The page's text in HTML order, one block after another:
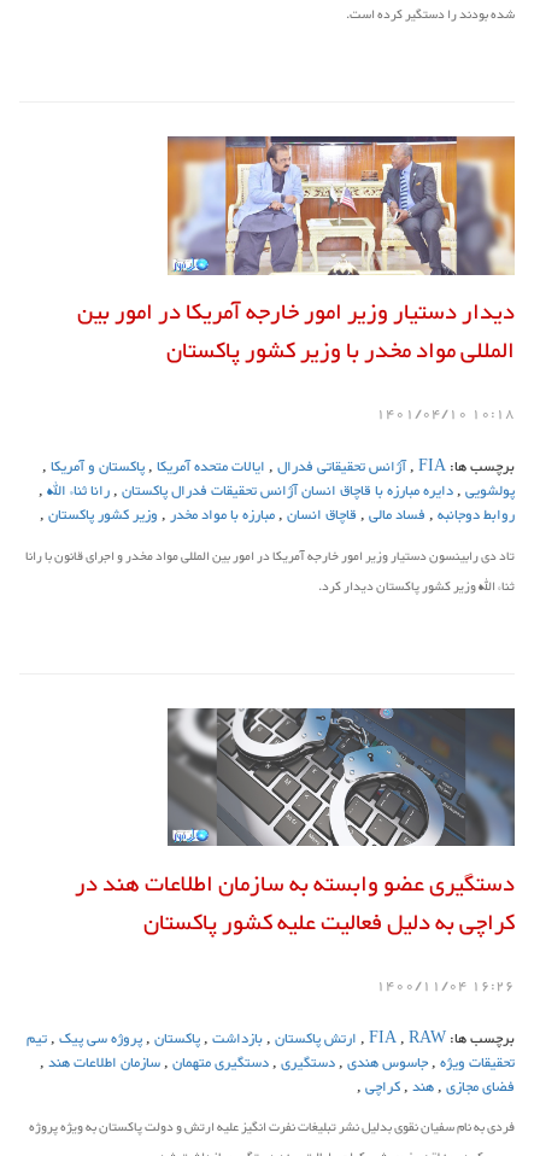
شده بودند را دستگیر کرده است.
دیدار دستیار وزیر امور خارجه آمریکا در امور بین
المللی مواد مخدر با وزیر کشور پاکستان
10:18 1401/04/10
برچسب ها:FIA
,آژانس تحقیقاتی فدرال,ایالات متحده آمریکا,پاکستان و آمریکا,
پولشویی,دایره مبارزه با قاچاق انسان آژانس تحقیقات فدرال پاکستان,رانا ثناء الله,
روابط دوجانبه,فساد مالی,قاچاق انسان,مبارزه با مواد مخدر,وزیر کشور پاکستان,
تاد دی رابینسون دستیار وزیر امور خارجه آمریکا در امور بین المللی مواد مخدر و اجرای قانون با رانا
ثناء الله وزیر کشور پاکستان دیدار کرد.
دستگیری عضو وابسته به سازمان اطلاعات هند در
کراچی به دلیل فعالیت علیه کشور پاکستان
16:26 1400/11/04
برچسب ها:
FIA,RAW
,ارتش پاکستان,بازداشت,پاکستان,پروژه سی پیک,تیم
تحقیقات ویژه,جاسوس هندی,دستگیری,دستگیری متهمان,سازمان اطلاعات هند,
فضای مجازی,هند,کراچی,
فردی به نام سفیان نقوی بدلیل نشر تبلیغات نفرت انگیز علیه ارتش و دولت پاکستان به ویژه پروژه